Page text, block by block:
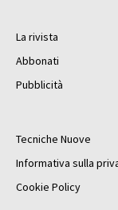
La rivista
Abbonati
Pubblicità
Tecniche Nuove
Informativa sulla
Cookie Policy